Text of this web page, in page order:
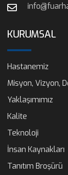
KURUMSAL
Hastanemiz
Misyon, Vizyon,
Yaklaşımımız
Kalite
Teknoloji
İnsan Kaynakları
Tanıtım Broşürü